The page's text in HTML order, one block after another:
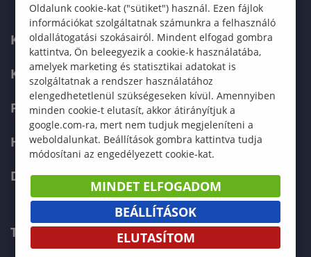
KARUNK
KÉPZÉSEK
FELVÉTELIZŐKNEK
HALLGATÓKNAK
DOKTORI ISKOLA
TELEFONKÖNYV
Oldalunk cookie-kat ("sütiket") használ. Ezen fájlok
információkat szolgáltatnak számunkra a felhasználó
oldallátogatási szokásairól. Mindent elfogad gombra
kattintva, Ön beleegyezik a cookie-k használatába,
amelyek marketing és statisztikai adatokat is
szolgáltatnak a rendszer használatához
elengedhetetlenül szükségeseken kívül. Amennyiben
minden cookie-t elutasít, akkor átirányítjuk a
google.com-ra, mert nem tudjuk megjeleníteni a
weboldalunkat. Beállítások gombra kattintva tudja
módosítani az engedélyezett cookie-kat.
MINDET ELFOGADOM
BEÁLLÍTÁSOK
ELUTASÍTOM